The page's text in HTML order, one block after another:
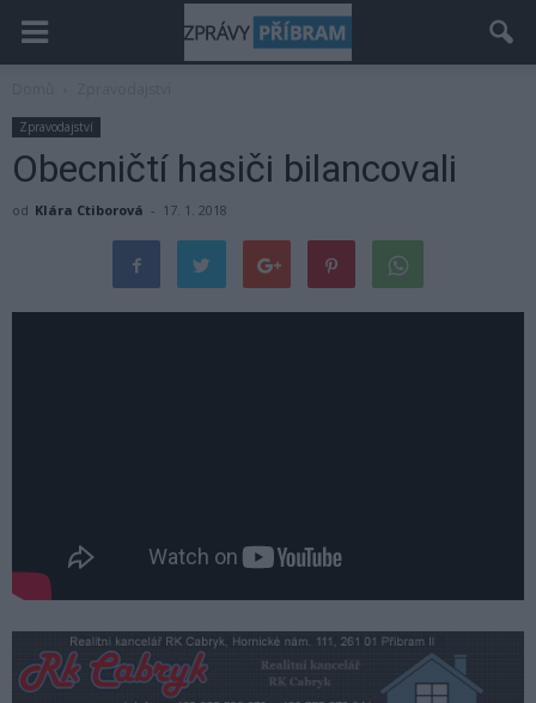
Zpravodajství
Obecničtí hasiči bilancovali
od Klára Ctiborová - 17. 1. 2018